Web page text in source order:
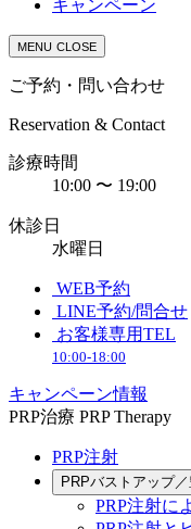
キャンペーン
MENU CLOSE
ご予約・問い合わせ
Reservation & Contact
診療時間
10:00 〜 19:00
休診日
水曜日
WEB予約
LINE予約/問合せ
お客様専用TEL
10:00-18:00
キャンペーン情報
PRP治療 PRP Therapy
PRP注射
PRPバストアップ
PRP注射に